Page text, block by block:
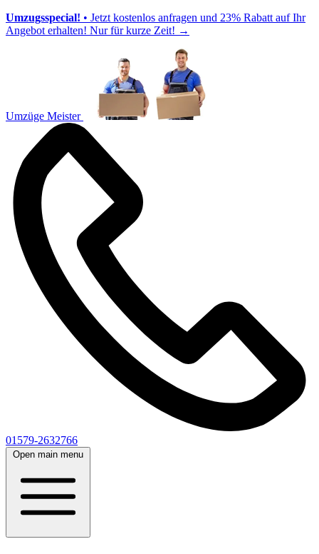
Umzugsspecial! • Jetzt kostenlos anfragen und 23% Rabatt auf Ihr
Angebot erhalten! Nur für kurze Zeit! →
Umzüge Meister
01579-2632766
Open main menu